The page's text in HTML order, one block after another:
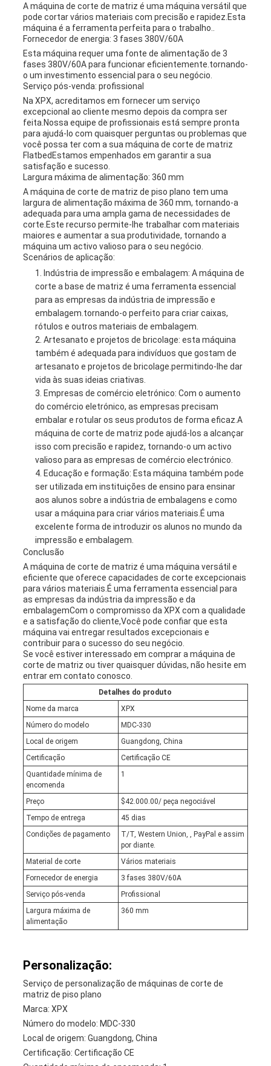
A máquina de corte de matriz é uma máquina versátil que
pode cortar vários materiais com precisão e rapidez.Esta
máquina é a ferramenta perfeita para o trabalho..
Fornecedor de energia: 3 fases 380V/60A
Esta máquina requer uma fonte de alimentação de 3
fases 380V/60A para funcionar eficientemente.tornando-
o um investimento essencial para o seu negócio.
Serviço pós-venda: profissional
Na XPX, acreditamos em fornecer um serviço
excepcional ao cliente mesmo depois da compra ser
feita.Nossa equipe de profissionais está sempre pronta
para ajudá-lo com quaisquer perguntas ou problemas que
você possa ter com a sua máquina de corte de matriz
FlatbedEstamos empenhados em garantir a sua
satisfação e sucesso.
Largura máxima de alimentação: 360 mm
A máquina de corte de matriz de piso plano tem uma
largura de alimentação máxima de 360 mm, tornando-a
adequada para uma ampla gama de necessidades de
corte.Este recurso permite-lhe trabalhar com materiais
maiores e aumentar a sua produtividade, tornando a
máquina um activo valioso para o seu negócio.
Scenários de aplicação:
Indústria de impressão e embalagem: A máquina de
corte a base de matriz é uma ferramenta essencial
para as empresas da indústria de impressão e
embalagem.tornando-o perfeito para criar caixas,
rótulos e outros materiais de embalagem.
Artesanato e projetos de bricolage: esta máquina
também é adequada para indivíduos que gostam de
artesanato e projetos de bricolage.permitindo-lhe dar
vida às suas ideias criativas.
Empresas de comércio eletrónico: Com o aumento
do comércio eletrónico, as empresas precisam
embalar e rotular os seus produtos de forma eficaz.A
máquina de corte de matriz pode ajudá-los a alcançar
isso com precisão e rapidez, tornando-o um activo
valioso para as empresas de comércio electrónico.
Educação e formação: Esta máquina também pode
ser utilizada em instituições de ensino para ensinar
aos alunos sobre a indústria de embalagens e como
usar a máquina para criar vários materiais.É uma
excelente forma de introduzir os alunos no mundo da
impressão e embalagem.
Conclusão
A máquina de corte de matriz é uma máquina versátil e
eficiente que oferece capacidades de corte excepcionais
para vários materiais.É uma ferramenta essencial para
as empresas da indústria da impressão e da
embalagemCom o compromisso da XPX com a qualidade
e a satisfação do cliente,Você pode confiar que esta
máquina vai entregar resultados excepcionais e
contribuir para o sucesso do seu negócio.
Se você estiver interessado em comprar a máquina de
corte de matriz ou tiver quaisquer dúvidas, não hesite em
entrar em contato conosco.
Detalhes do produto
Nome da marca
XPX
Número do modelo
MDC-330
Local de origem
Guangdong, China
Certificação
Certificação CE
Quantidade mínima de
encomenda
1
Preço
$42.000.00/ peça negociável
Tempo de entrega
45 dias
Condições de pagamento
T/T, Western Union, , PayPal e assim
por diante.
Material de corte
Vários materiais
Fornecedor de energia
3 fases 380V/60A
Serviço pós-venda
Profissional
Largura máxima de
alimentação
360 mm
Personalização:
Serviço de personalização de máquinas de corte de
matriz de piso plano
Marca: XPX
Número do modelo: MDC-330
Local de origem: Guangdong, China
Certificação: Certificação CE